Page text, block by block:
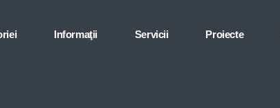
Informaţii Servicii Proiecte